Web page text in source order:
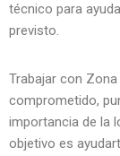
técnico para
previsto.
Trabajar con
comprometido,
importancia de la
objetivo es